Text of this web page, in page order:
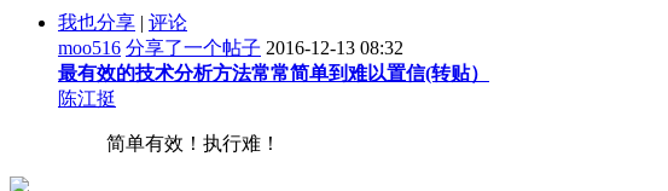
我也分享 | 评论
moo516 分享了一个帖子 2016-12-13 08:32
最有效的技术分析方法常常简单到难以置信(转贴）
陈江挺
简单有效！执行难！